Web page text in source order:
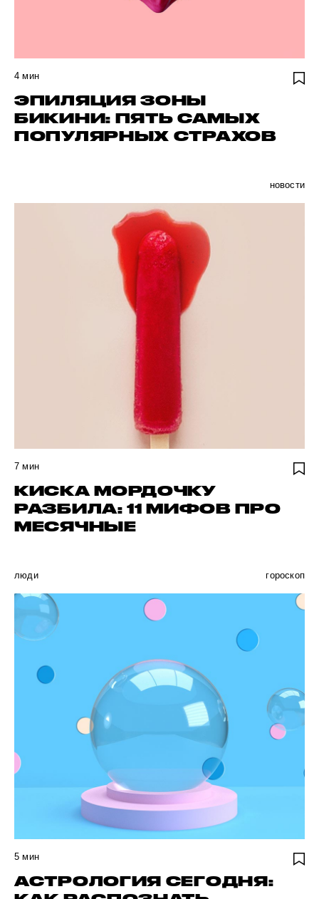
4 мин
ЭПИЛЯЦИЯ ЗОНЫ
БИКИНИ: ПЯТЬ САМЫХ
ПОПУЛЯРНЫХ СТРАХОВ
новости
7 мин
КИСКА МОРДОЧКУ
РАЗБИЛА: 11 МИФОВ ПРО
МЕСЯЧНЫЕ
люди гороскоп
5 мин
АСТРОЛОГИЯ СЕГОДНЯ: